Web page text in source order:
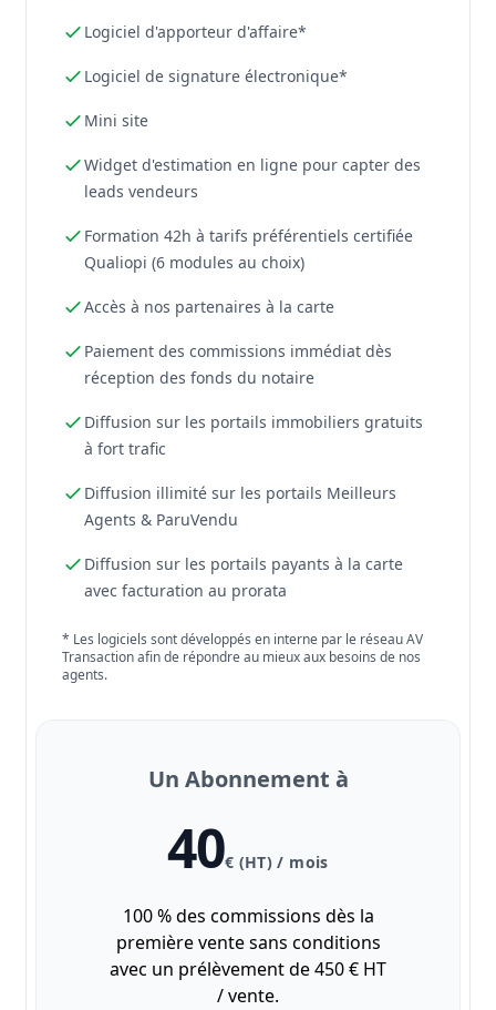
Logiciel d'apporteur d'affaire*
Logiciel de signature électronique*
Mini site
Widget d'estimation en ligne pour capter des
leads vendeurs
Formation 42h à tarifs préférentiels certifiée
Qualiopi (6 modules au choix)
Accès à nos partenaires à la carte
Paiement des commissions immédiat dès
réception des fonds du notaire
Diffusion sur les portails immobiliers gratuits
à fort trafic
Diffusion illimité sur les portails Meilleurs
Agents & ParuVendu
Diffusion sur les portails payants à la carte
avec facturation au prorata
* Les logiciels sont développés en interne par le réseau AV
Transaction afin de répondre au mieux aux besoins de nos
agents.
Un Abonnement à
40€ (HT) / mois
100 % des commissions dès la
première vente sans conditions
avec un prélèvement de 450 € HT
/ vente.